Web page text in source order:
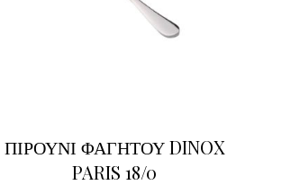
ΠΙΡΟΥΝΙ ΦΑΓΗΤΟΥ DINOX
PARIS 18/0